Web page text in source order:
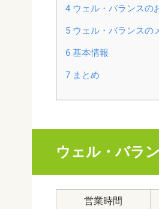
4ウェル・バランスの
5ウェル・バランスの
6基本情報
7まとめ
ウェル・バラ
営業時間